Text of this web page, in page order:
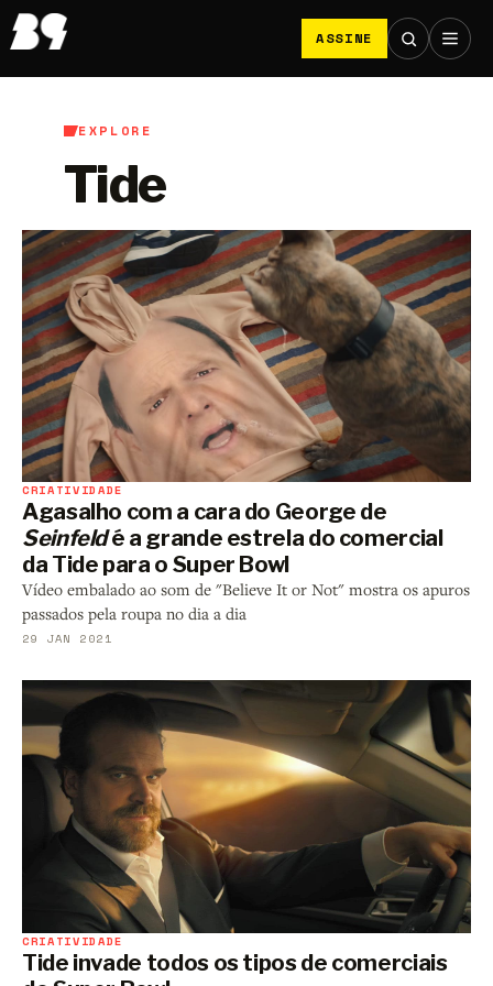
ASSINE
EXPLORE
Tide
CRIATIVIDADE
Agasalho com a cara do George de
Seinfeldé a grande estrela do comercial
da Tide para o Super Bowl
Vídeo embalado ao som de "Believe It or Not" mostra os apuros
passados pela roupa no dia a dia
29 JAN 2021
CRIATIVIDADE
Tide invade todos os tipos de comerciais